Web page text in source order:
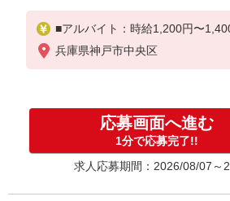
■アルバイト：時給1,200円〜
□能力、経験、勤務エリアを考慮し
兵庫県神戸市中央区
応募画面へ進む
1分で応募完了!!
求人応募期間：2026/08/07～